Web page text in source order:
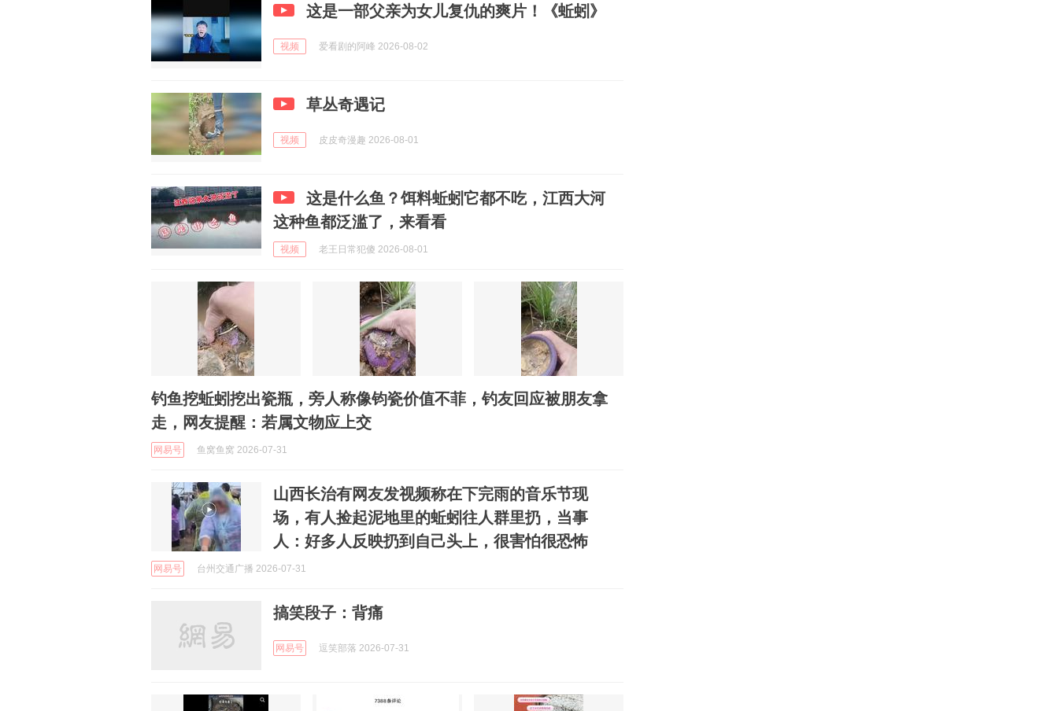
这是一部父亲为女儿复仇的爽片！《蚯蚓》
视频 爱看剧的阿峰 2026-08-02
草丛奇遇记
视频 皮皮奇漫趣 2026-08-01
这是什么鱼？饵料蚯蚓它都不吃，江西大河
这种鱼都泛滥了，来看看
视频 老王日常犯傻 2026-08-01
钓鱼挖蚯蚓挖出瓷瓶，旁人称像钧瓷价值不菲，钓友回应被朋友拿
走，网友提醒：若属文物应上交
网易号 鱼窝鱼窝 2026-07-31
山西长治有网友发视频称在下完雨的音乐节现
场，有人捡起泥地里的蚯蚓往人群里扔，当事
人：好多人反映扔到自己头上，很害怕很恐怖
网易号 台州交通广播 2026-07-31
搞笑段子：背痛
网易号 逗笑部落 2026-07-31